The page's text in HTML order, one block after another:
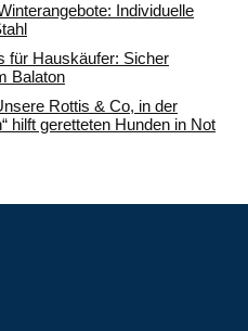
Individuelle
für Hauskäufer: Sicher
Balaton
Rottis & Co, in der
hilft geretteten Hunden in Not